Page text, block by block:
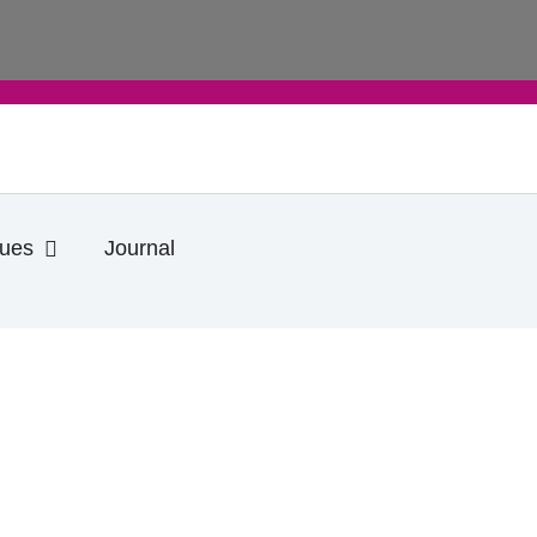
Ouvrir Informations pratiques
Journal